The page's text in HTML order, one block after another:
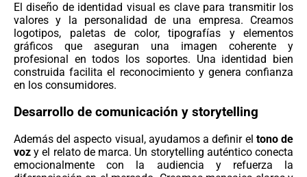
El diseño de identidad visual es clave para transmitir los
valores y la personalidad de una empresa. Creamos
logotipos, paletas de color, tipografías y elementos
gráficos que aseguran una imagen coherente y
profesional en todos los soportes. Una identidad bien
construida facilita el reconocimiento y genera confianza
en los consumidores.
Desarrollo de comunicación y storytelling
Además del aspecto visual, ayudamos a definir el tono de
voz y el relato de marca. Un storytelling auténtico conecta
emocionalmente con la audiencia y refuerza la